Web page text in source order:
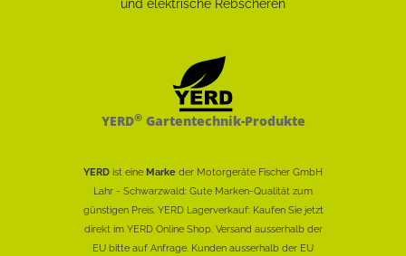
YERD®Gartentechnik-Produkte
YERD ist eine Marke der Motorgeräte Fischer GmbH
Lahr - Schwarzwald: Gute Marken-Qualität zum
günstigen Preis. YERD Lagerverkauf: Kaufen Sie jetzt
direkt im YERD Online Shop. Versand ausserhalb der
EU bitte auf Anfrage. Kunden ausserhalb der EU